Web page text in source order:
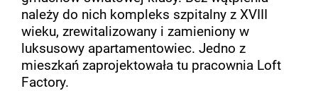
należy do nich kompleks szpitalny z XVIII
wieku, zrewitalizowany i zamieniony w
luksusowy apartamentowiec. Jedno z
mieszkań zaprojektowała tu pracownia Loft
Factory.